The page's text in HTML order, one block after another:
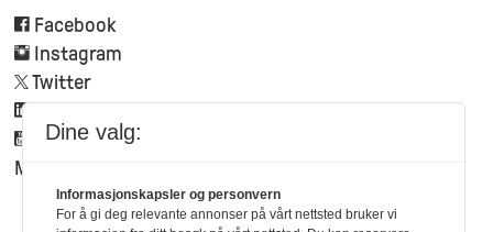
Facebook
Instagram
Twitter
Linkedin
Youtube
Mynewsdesk
Dine valg:
Informasjonskapsler og personvern
For å gi deg relevante annonser på vårt nettsted bruker vi